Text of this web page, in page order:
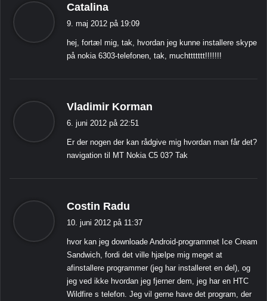
Catalina
e
r
9. maj 2012 på 19:09
hej, fortæl mig, tak, hvordan jeg kunne installere skype
på nokia 6303-telefonen, tak, muchttttttt!!!!!!!
Vladimir Korman
e
r
6. juni 2012 på 22:51
Er der nogen der kan rådgive mig hvordan man får det?
navigation til MT Nokia C5 03? Tak
Costin Radu
e
r
:
10. juni 2012 på 11:37
hvor kan jeg downloade Android-programmet Ice Cream
Sandwich, fordi det ville hjælpe mig meget at
afinstallere programmer (jeg har installeret en del), og
jeg ved ikke hvordan jeg fjerner dem, jeg har en HTC
Wildfire s telefon. Jeg vil gerne have det program, der